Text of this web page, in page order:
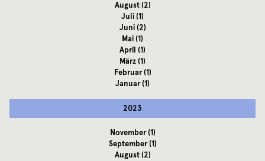
August(2)
Juli(1)
Juni(2)
Mai(1)
April (1)
März(1)
Februar(1)
Januar(1)
2023
November(1)
September(1)
August(2)